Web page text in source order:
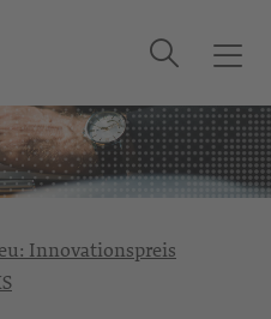
T
g
g
l
Suche
Innovationspreis